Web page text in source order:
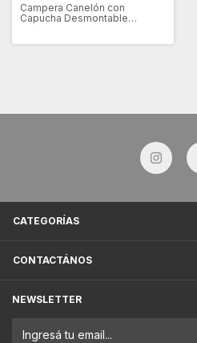
Campera Canelón con
Capucha Desmontable
CATEGORÍAS
CONTACTÁNOS
NEWSLETTER